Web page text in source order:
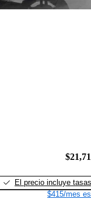
El precio incluye tasas
$415/mes